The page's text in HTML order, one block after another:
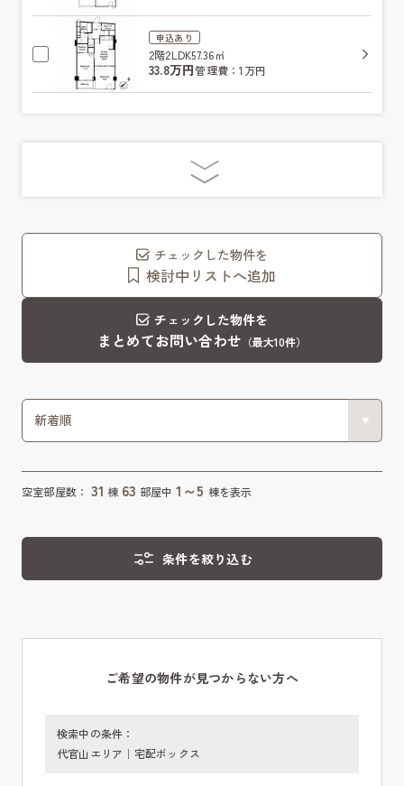
申込あり
2階2LDK57.36㎡
33.8万円管理費：1万円
チェックした物件を
検討中リストへ追加
チェックした物件を
まとめてお問い合わせ （最大10件）
空室部屋数： 31 棟 63 部屋中 1～5 棟を表示
条件を絞り込む
ご希望の物件が見つからない方へ
検索中の条件：
代官山エリア｜宅配ボックス